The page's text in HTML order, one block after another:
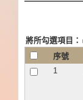
將所勾選項目：
序號
1